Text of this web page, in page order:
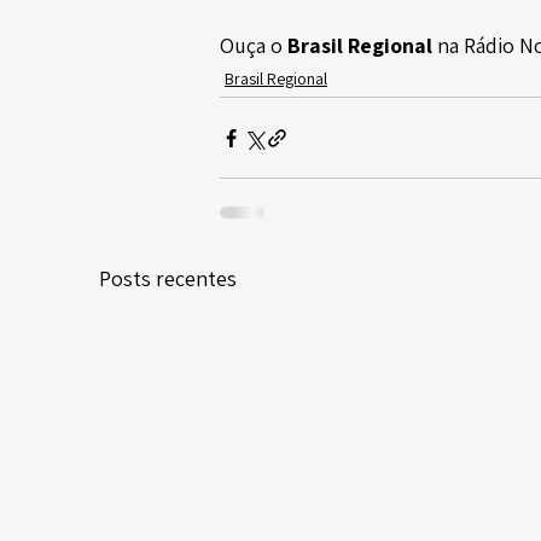
Ouça o Brasil Regional na Rádio
Brasil Regional
Posts recentes